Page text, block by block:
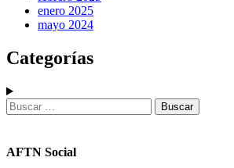
enero 2025
mayo 2024
Categorías
Buscar:
AFTN Social